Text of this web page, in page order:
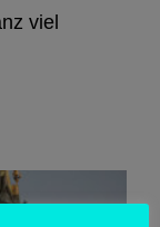
viel